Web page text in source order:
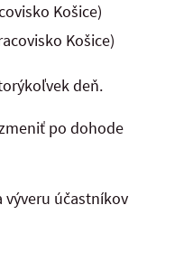
Košice)
Košice)
deň.
po dohode
výveru účastníkov